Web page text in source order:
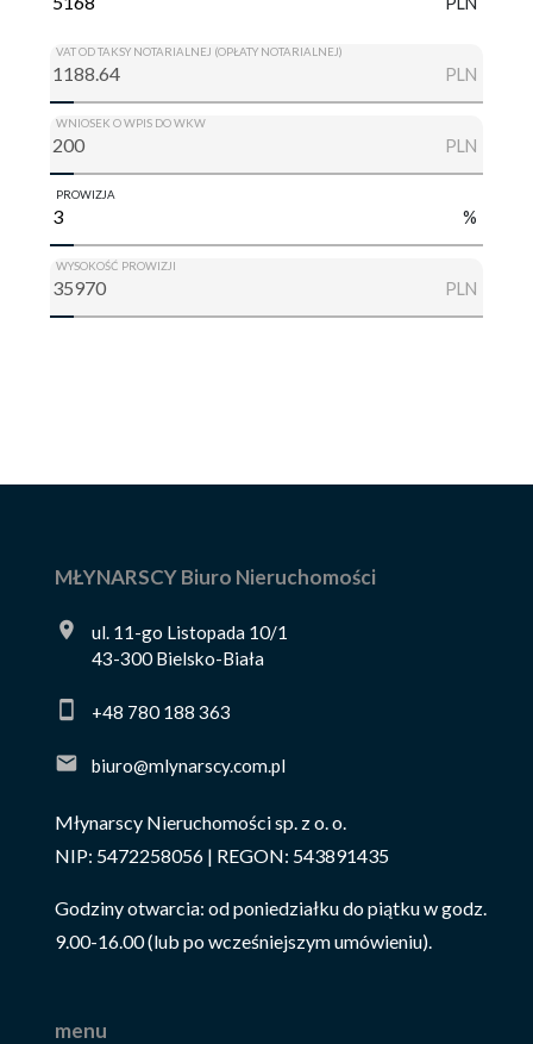
VAT OD TAKSY NOTARIALNEJ (OPŁATY NOTARIALNEJ)
PLN
WNIOSEK O WPIS DO WKW
PLN
PROWIZJA
%
WYSOKOŚĆ PROWIZJI
PLN
MŁYNARSCY Biuro Nieruchomości
ul. 11-go Listopada 10/1
43-300 Bielsko-Biała
+48 780 188 363
biuro@mlynarscy.com.pl
Młynarscy Nieruchomości sp. z o. o.
NIP: 5472258056 | REGON: 543891435
Godziny otwarcia: od poniedziałku do piątku w godz.
9.00-16.00 (lub po wcześniejszym umówieniu).
menu